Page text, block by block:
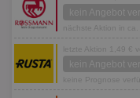
kein Angebot
nächste Aktion in ca.
letzte Aktion 1,49 €
kein Angebot
keine Prognose